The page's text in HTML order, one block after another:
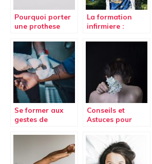
Pourquoi porter
une prothese
necessaire en
cas de trouble de
l’ouie ?
La formation
infirmiere :
1992-2009
Se former aux
gestes de
Conseils et
Astuces pour
de dos